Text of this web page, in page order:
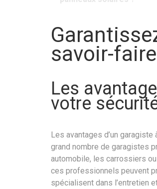
savoir-
Les
votre
Les avantages d’un
grand nombre de garagistes
automobile, les carrossiers
ces professionnels peuvent
spécialisent dans l’entretien